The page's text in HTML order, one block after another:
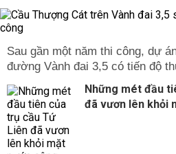
Sau gần một năm thi công, dự
đường Vành đai 3,5 có tiến độ
Những mét đầu
đã vươn lên khỏi